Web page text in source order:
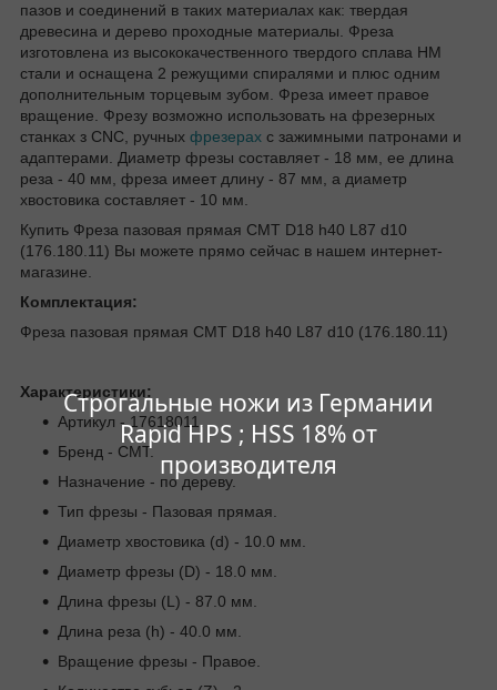
Строгальные ножи из Германии
Rapid HPS ; HSS 18% от
производителя
пазов и соединений в таких материалах как: твердая
древесина и дерево проходные материалы. Фреза
изготовлена из высококачественного твердого сплава HM
стали и оснащена 2 режущими спиралями и плюс одним
дополнительным торцевым зубом. Фреза имеет правое
вращение. Фрезу возможно использовать на фрезерных
станках з CNC, ручных фрезерах с зажимными патронами и
адаптерами. Диаметр фрезы составляет - 18 мм, ее длина
реза - 40 мм, фреза имеет длину - 87 мм, а диаметр
хвостовика составляет - 10 мм.
Купить Фреза пазовая прямая CMT D18 h40 L87 d10
(176.180.11) Вы можете прямо сейчас в нашем интернет-
магазине.
Комплектация:
Фреза пазовая прямая CMT D18 h40 L87 d10 (176.180.11)
Характеристики:
Артикул - 17618011.
Бренд - CMT.
Назначение - по дереву.
Тип фрезы - Пазовая прямая.
Диаметр хвостовика (d) - 10.0 мм.
Диаметр фрезы (D) - 18.0 мм.
Длина фрезы (L) - 87.0 мм.
Длина реза (h) - 40.0 мм.
Вращение фрезы - Правое.